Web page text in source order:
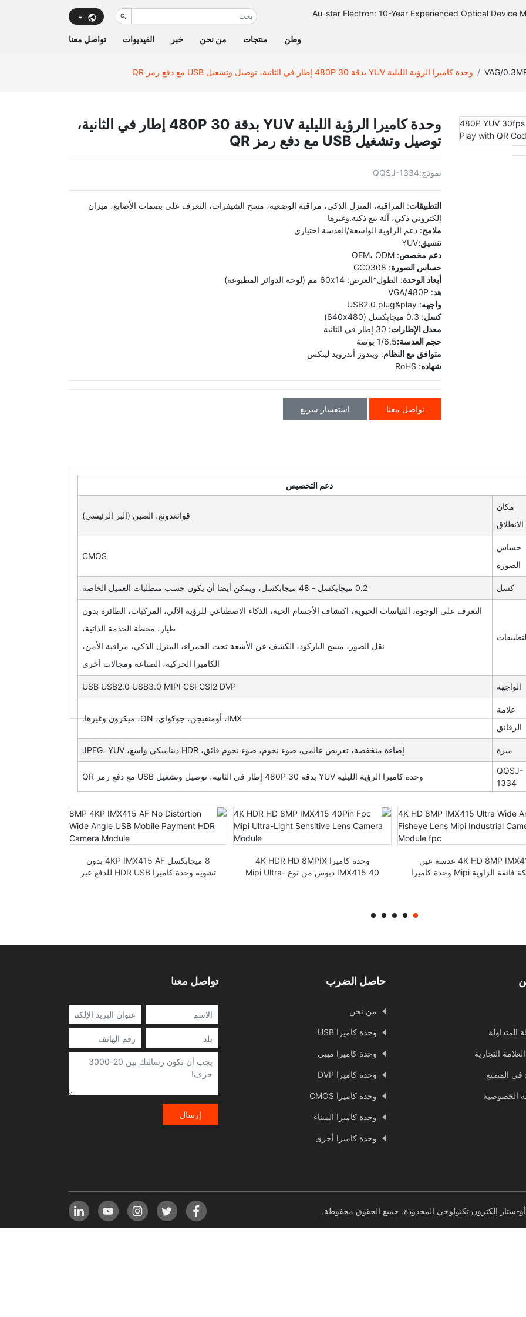
وطن منتجات من نحن خبر الفيديوات تواصل معنا
وحدة كاميرا الرؤية الليلية YUV بدقة 480P 30 إطار في الثانية، توصيل وتشغيل USB مع دفع رمز QR
وحدة كاميرا الرؤية الليلية YUV بدقة 480P 30 إطار في الثانية،
توصيل وتشغيل USB مع دفع رمز QR
نموذج:QQSJ-1334
التطبيقات: المراقبة، المنزل الذكي، مراقبة الوضعية، مسح الشيفرات، التعرف على بصمات الأصابع، ميزان
إلكتروني ذكي، آلة بيع ذكية.وغيرها
ملامح: دعم الزاوية الواسعة/العدسة اختياري
تنسيق:YUV
دعم مخصص: OEM، ODM
حساس الصورة: GC0308
أبعاد الوحدة: الطول*العرض: 60x14 مم (لوحة الدوائر المطبوعة)
هد: VGA/480P
واجهه: USB2.0 plug&play
كسل: 0.3 ميجابكسل (640x480)
معدل الإطارات: 30 إطار في الثانية
حجم العدسة:1/6.5 بوصة
متوافق مع النظام: ويندوز أندرويد لينكس
شهاده: RoHS
تواصل معنا استفسار سريع
دعم التخصيص
مكان
الانطلاق
قوانغدونغ، الصين (البر الرئيسي)
حساس
الصورة
CMOS
كسل 0.2 ميجابكسل - 48 ميجابكسل، ويمكن أيضا أن يكون حسب متطلبات العميل الخاصة
التعرف على الوجوه، القياسات الحيوية، اكتشاف الأجسام الحية، الذكاء الاصطناعي للرؤية الآلي، المركبات، الطائرة بدون
طيار، محطة الخدمة الذاتية،
نقل الصور، مسح الباركود، الكشف عن الأشعة تحت الحمراء، المنزل الذكي، مراقبة الأمن،
الكاميرا الحركية، الصناعة ومجالات أخرى
الواجهة USB USB2.0 USB3.0 MIPI CSI CSI2 DVP
علامة
الرقائق
IMX، أومنفيجن، جوكواي، ON، ميكرون وغيرها.
ميزة إضاءة منخفضة، تعريض عالمي، ضوء نجوم، ضوء نجوم فائق، HDR ديناميكي واسع، JPEG، YUV
QQSJ-
1334
وحدة كاميرا الرؤية الليلية YUV بدقة 480P 30 إطار في الثانية، توصيل وتشغيل USB مع دفع رمز QR
4K HD 8MP IMX415 عدسة عين
السمكة فائقة الزاوية Mipi وحدة كاميرا
وحدة كاميرا 4K HDR HD 8MPIX
IMX415 40 دبوس من نوع Mipi Ultra-
8 ميجابكسل 4KP IMX415 AF بدون
تشويه وحدة كاميرا HDR USB للدفع عبر
المتداولة
التجارية
في المصنع
الخصوصية
حاصل الضرب
من نحن
وحدة كاميرا USB
وحدة كاميرا ميبي
وحدة كاميرا DVP
وحدة كاميرا CMOS
وحدة كاميرا الميناء
وحدة كاميرا أخرى
تواصل معنا
إرسال